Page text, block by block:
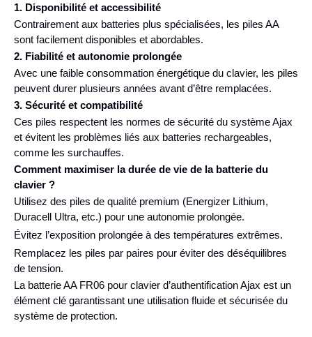
1. Disponibilité et accessibilité
Contrairement aux batteries plus spécialisées, les piles AA
sont facilement disponibles et abordables.
2. Fiabilité et autonomie prolongée
Avec une faible consommation énergétique du clavier, les piles
peuvent durer plusieurs années avant d’être remplacées.
3. Sécurité et compatibilité
Ces piles respectent les normes de sécurité du système Ajax
et évitent les problèmes liés aux batteries rechargeables,
comme les surchauffes.
Comment maximiser la durée de vie de la batterie du
clavier ?
Utilisez des piles de qualité premium (Energizer Lithium,
Duracell Ultra, etc.) pour une autonomie prolongée.
Évitez l’exposition prolongée à des températures extrêmes.
Remplacez les piles par paires pour éviter des déséquilibres
de tension.
La batterie AA FR06 pour clavier d’authentification Ajax est un
élément clé garantissant une utilisation fluide et sécurisée du
système de protection.